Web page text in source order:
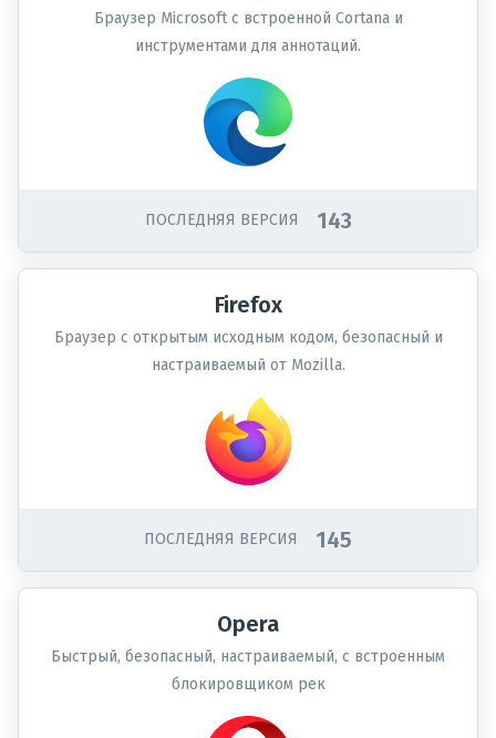
Браузер Microsoft с встроенной Cortana и
инструментами для аннотаций.
ПОСЛЕДНЯЯ ВЕРСИЯ 143
Firefox
Браузер с открытым исходным кодом, безопасный и
настраиваемый от Mozilla.
ПОСЛЕДНЯЯ ВЕРСИЯ 145
Opera
Быстрый, безопасный, настраиваемый, с встроенным
блокировщиком рек